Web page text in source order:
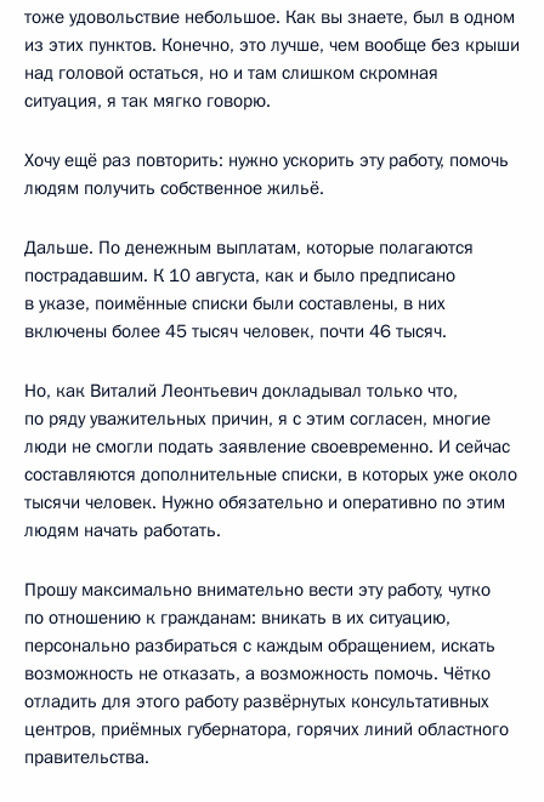
тоже удовольствие небольшое. Как вы знаете, был в одном
из этих пунктов. Конечно, это лучше, чем вообще без крыши
над головой остаться, но и там слишком скромная
ситуация, я так мягко говорю.
Хочу ещё раз повторить: нужно ускорить эту работу, помочь
людям получить собственное жильё.
Дальше. По денежным выплатам, которые полагаются
пострадавшим. К 10 августа, как и было предписано
в указе, поимённые списки были составлены, в них
включены более 45 тысяч человек, почти 46 тысяч.
Но, как Виталий Леонтьевич докладывал только что,
по ряду уважительных причин, я с этим согласен, многие
люди не смогли подать заявление своевременно. И сейчас
составляются дополнительные списки, в которых уже около
тысячи человек. Нужно обязательно и оперативно по этим
людям начать работать.
Прошу максимально внимательно вести эту работу, чутко
по отношению к гражданам: вникать в их ситуацию,
персонально разбираться с каждым обращением, искать
возможность не отказать, а возможность помочь. Чётко
отладить для этого работу развёрнутых консультативных
центров, приёмных губернатора, горячих линий областного
правительства.